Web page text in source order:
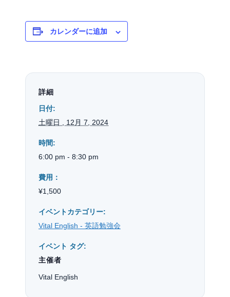
カレンダーに追加
詳細
日付:
土曜日 , 12月 7, 2024
時間:
6:00 pm - 8:30 pm
費用：
¥1,500
イベントカテゴリー:
Vital English - 英語勉強会
イベント タグ:
主催者
Vital English